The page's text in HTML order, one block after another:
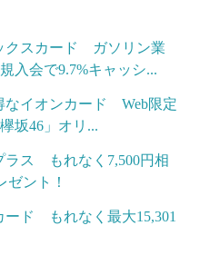
クスカード ガソリン業
入会で9.7%キャッシ...
なイオンカード Web限定
坂46」オリ...
ラス もれなく7,500円相
ゼント！
ード もれなく最大15,301